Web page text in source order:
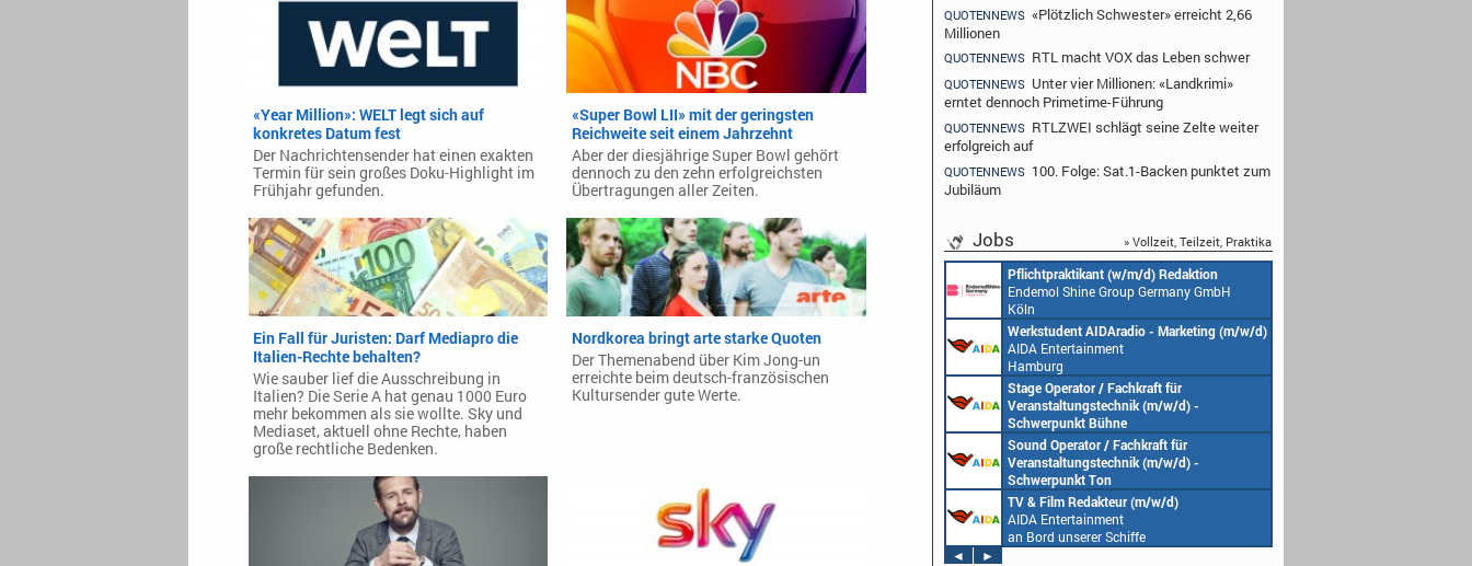
«Year Million»: WELT legt sich auf
konkretes Datum fest
Der Nachrichtensender hat einen exakten
Termin für sein großes Doku-Highlight im
Frühjahr gefunden.
«Super Bowl LII» mit der geringsten
Reichweite seit einem Jahrzehnt
Aber der diesjährige Super Bowl gehört
dennoch zu den zehn erfolgreichsten
Übertragungen aller Zeiten.
Ein Fall für Juristen: Darf Mediapro die
Italien-Rechte behalten?
Wie sauber lief die Ausschreibung in
Italien? Die Serie A hat genau 1000 Euro
mehr bekommen als sie wollte. Sky und
Mediaset, aktuell ohne Rechte, haben
große rechtliche Bedenken.
Nordkorea bringt arte starke Quoten
Der Themenabend über Kim Jong-un
erreichte beim deutsch-französischen
Kultursender gute Werte.
QUOTENNEWS «Plötzlich Schwester» erreicht 2,66
Millionen
QUOTENNEWS RTL macht VOX das Leben schwer
QUOTENNEWS Unter vier Millionen: «Landkrimi»
erntet dennoch Primetime-Führung
QUOTENNEWS RTLZWEI schlägt seine Zelte weiter
erfolgreich auf
QUOTENNEWS 100. Folge: Sat.1-Backen punktet zum
Jubiläum
Jobs » Vollzeit, Teilzeit, Praktika
Pflichtpraktikant (w/m/d) Redaktion
Endemol Shine Group Germany GmbH
Köln
Werkstudent AIDAradio - Marketing (m/w/d)
AIDA Entertainment
Hamburg
Stage Operator / Fachkraft für
Veranstaltungstechnik (m/w/d) -
Schwerpunkt Bühne
AIDA Entertainment
an Bord unserer Schiffe
Sound Operator / Fachkraft für
Veranstaltungstechnik (m/w/d) -
Schwerpunkt Ton
AIDA Entertainment
an Bord unserer Schiffe
TV & Film Redakteur (m/w/d)
AIDA Entertainment
an Bord unserer Schiffe
◄
►